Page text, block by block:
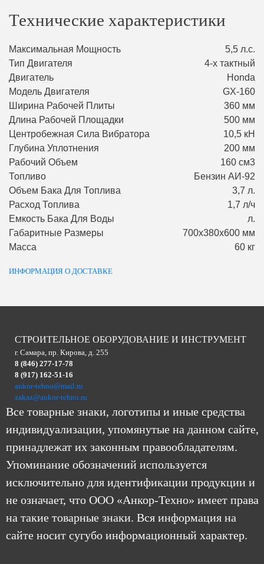
Технические характеристики
Максимальная Мощность
5,5 л.с.
Тип Двигателя
4-х тактный
Двигатель
Honda
Модель Двигателя
GX-160
Ширина Рабочей Плиты
360 мм
Длина Рабочей Площадки
500 мм
Центробежная Сила Вибратора
10,5 кН
Глубина Уплотнения
200 мм
Рабочий Объем
160 см3
Топливо
Бензин АИ-92
Объем Бака Для Топлива
3,7 л.
Расход Топлива
1,7 л/ч
Емкость Бака Для Воды
л.
Габаритные Размеры
700х380х600 мм
Масса
60 кг
ИНФОРМАЦИЯ О ДОСТАВКЕ
СТРОИТЕЛЬНОЕ ОБОРУДОВАНИЕ И ИНСТРУМЕНТ
г. Самара, пр. Кирова, д. 255
8 (846) 277-17-78
8 (917) 162-51-16
ankor-tehno@mail.ru
zakaz@ankor-tehno.ru
Все товарные знаки, логотипы и иные средства
индивидуализации, упомянутые на данном сайте,
принадлежат их законным правообладателям.
Упоминание обозначений используется
исключительно для идентификации продукции и
не означает, что ООО «Анкор-Техно» имеет права
на такие товарные знаки. Вся информация на
сайте носит сугубо информационный характер.